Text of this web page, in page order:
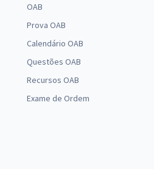
OAB
Prova OAB
Calendário OAB
Questões OAB
Recursos OAB
Exame de Ordem